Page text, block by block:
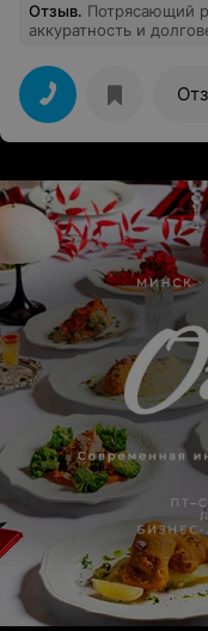
Отзыв. Потрясающий
аккуратность и